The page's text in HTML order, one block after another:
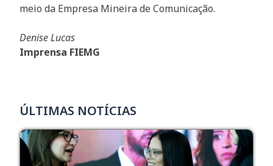
meio da Empresa Mineira de Comunicação.
Denise Lucas
Imprensa FIEMG
ÚLTIMAS NOTÍCIAS